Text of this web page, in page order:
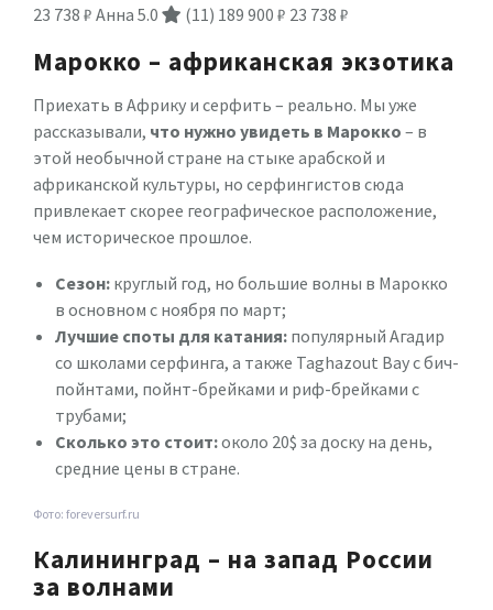
23 738 ₽ Анна 5.0 (11) 189 900 ₽ 23 738 ₽
Марокко – африканская экзотика
Приехать в Африку и серфить – реально. Мы уже
рассказывали, что нужно увидеть в Марокко – в
этой необычной стране на стыке арабской и
африканской культуры, но серфингистов сюда
привлекает скорее географическое расположение,
чем историческое прошлое.
Сезон: круглый год, но большие волны в Марокко
в основном с ноября по март;
Лучшие споты для катания: популярный Агадир
со школами серфинга, а также Taghazout Bay с бич-
пойнтами, пойнт-брейками и риф-брейками с
трубами;
Сколько это стоит:около 20$ за доску на день,
средние цены в стране.
Фото: foreversurf.ru
Калининград – на запад России
за волнами